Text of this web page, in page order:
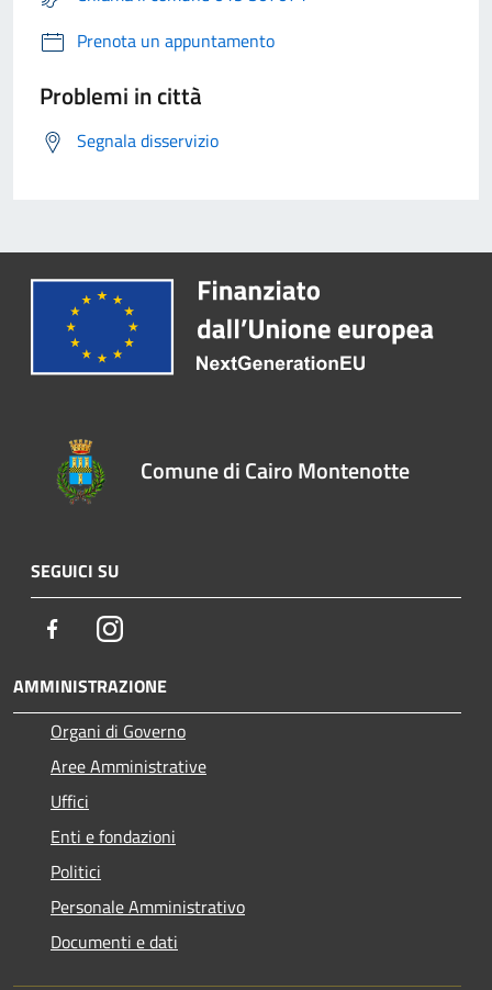
Prenota un appuntamento
Problemi in città
Segnala disservizio
Comune di Cairo Montenotte
SEGUICI SU
FacebookInstagram
AMMINISTRAZIONE
Organi di Governo
Aree Amministrative
Uffici
Enti e fondazioni
Politici
Personale Amministrativo
Documenti e dati